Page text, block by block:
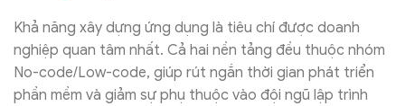
Khả năng xây dựng ứng dụng là tiêu chí được doanh
nghiệp quan tâm nhất. Cả hai nền tảng đều thuộc nhóm
No-code/Low-code, giúp rút ngắn thời gian phát triển
phần mềm và giảm sự phụ thuộc vào đội ngũ lập trình